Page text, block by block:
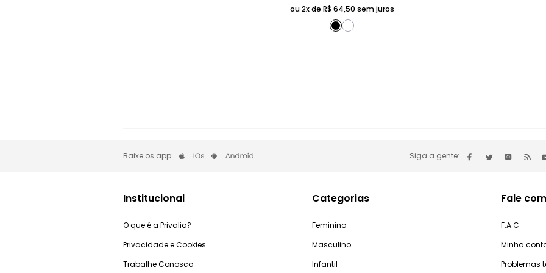
ou 2x de R$ 64,50 sem juros
Baixe os app: Siga a gente:
Institucional
O que é a Privalia?
Privacidade e Cookies
Trabalhe Conosco
Categorias
Feminino
Masculino
Infantil
Fale
F.A.C
Minha
Problemas